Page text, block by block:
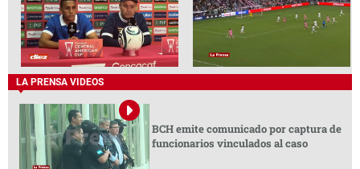
LA PRENSA VIDEOS
BCH emite comunicado por captura de
funcionarios vinculados al caso